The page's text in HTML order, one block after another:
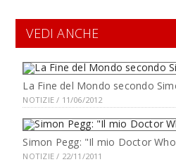
VEDI ANCHE
La Fine del Mondo secondo
NOTIZIE / 11/06/2012
Simon Pegg: "Il mio Doctor
NOTIZIE / 22/11/2011